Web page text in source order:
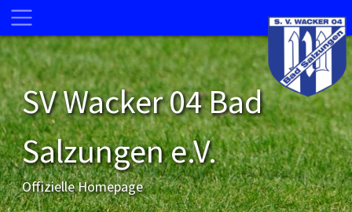
SV Wacker 04 Bad
Salzungen e.V.
Offizielle Homepage